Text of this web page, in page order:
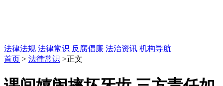
法律法规 法律常识 反腐倡廉 法治资讯 机构导航
首页 > 法律常识 >正文